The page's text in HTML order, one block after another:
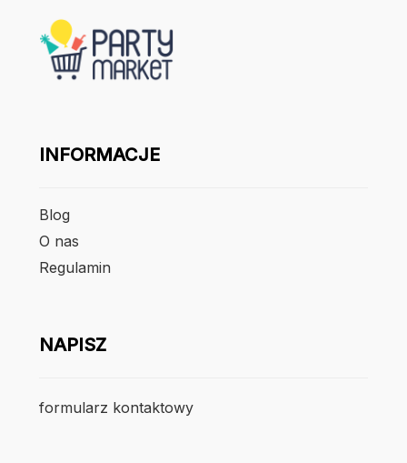
INFORMACJE
Blog
O nas
Regulamin
NAPISZ
formularz kontaktowy